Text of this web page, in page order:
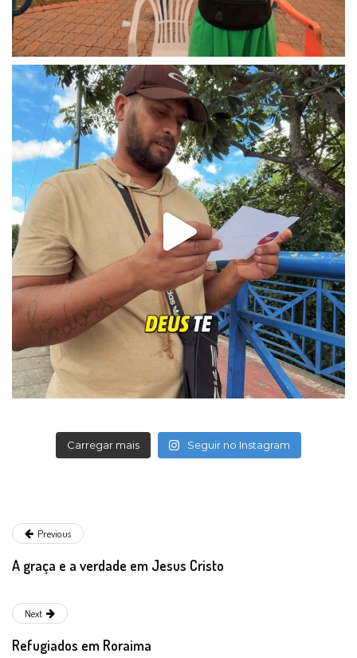
Carregar mais Seguir no Instagram
Previous
A graça e a verdade em Jesus Cristo
Next
Refugiados em Roraima